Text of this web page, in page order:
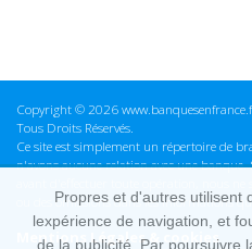
Copyright © 2026
Tous Droits Réservés.
Ce site est simplement un répertoire de
n'avons aucune relation avec une banque.
avant d'effectuer toute opération, nous
ou des omissions dans les informations
Mentions Légales & cookies
Propres et d'autres utilisent
lexpérience de navigation, et
de la publicité. Par poursuivre